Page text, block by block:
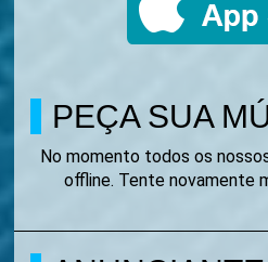
PEÇA SUA
No momento todos os
offline. Tente novamente